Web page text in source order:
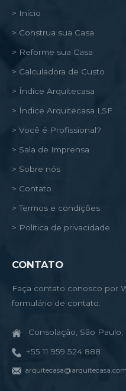
> Início
> Construa sua Casa
> Reforme sua Casa
> Calculadora de Custo
> Índice Arquitecasa
> Índice Arquitecasa LSF
> Você é Profissional?
> Sala de Imprensa
> Sobre nós
> Contato
> Termos e condições
> Política de privacidade
CONTATO
Faça contato conosco por
formulário de contato.
Consolação, São Paulo,
+55 11 959 524 888